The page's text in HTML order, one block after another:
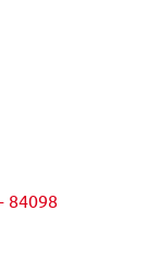
84098